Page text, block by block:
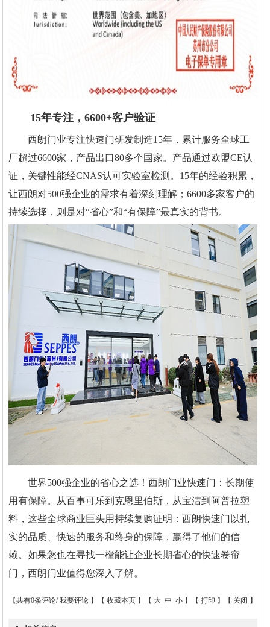
15年专注，6600+客户验证
西朗门业专注快速门研发制造15年，累计服务全球工
厂超过6600家，产品出口80多个国家。产品通过欧盟CE认
证，关键性能经CNAS认可实验室检测。15年的经验积累，
让西朗对500强企业的需求有着深刻理解；6600多家客户的
持续选择，则是对“省心”和“有保障”最真实的背书。
世界500强企业的省心之选！西朗门业快速门：长期使
用有保障。从百事可乐到克恩里伯斯，从宝洁到阿普拉塑
料，这些全球商业巨头用持续复购证明：西朗快速门以扎
实的品质、快速的服务和终身的保障，赢得了他们的信
赖。如果您也在寻找一樘能让企业长期省心的快速卷帘
门，西朗门业值得您深入了解。
【共有0条评论/ 我要评论 】【 收藏本页 】【 大 中 小 】【 打印 】【 关闭 】